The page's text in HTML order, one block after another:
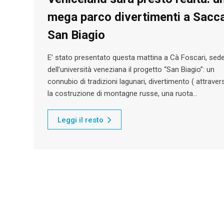
mega parco divertimenti a
San Biagio
E’ stato presentato questa mattina a Cà Foscari, sede
dell’università veneziana il progetto “San Biagio”: un
connubio di tradizioni lagunari, divertimento (
la costruzione di montagne russe, una ruota…
Leggi il resto